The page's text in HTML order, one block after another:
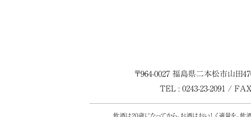
〒964-0027 福島県二本松市山田
TEL : 0243-23-2091 /